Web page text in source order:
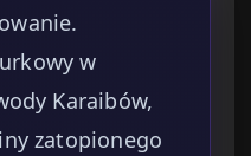
w
Karaibów,
zatopionego